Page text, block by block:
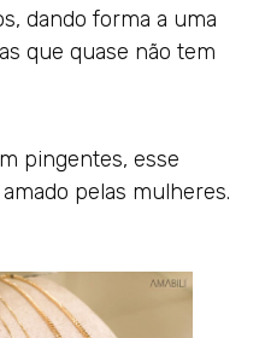
dando forma a uma
que quase não tem
pingentes, esse
pelas mulheres.